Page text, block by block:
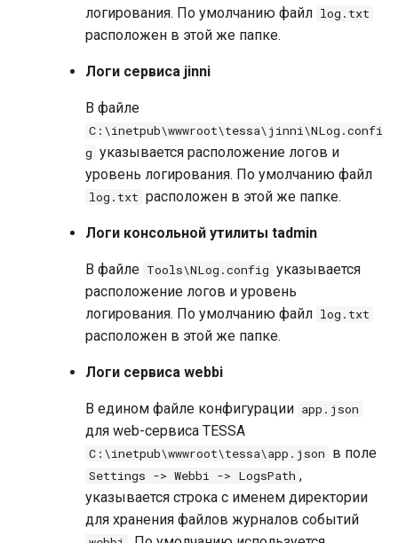
Выполнение миграции
новой базе
Миграция файлов
Обслуживание базы данных
Перестроение индексов
Статистика по таблицам
логирования. По умолчанию файл log.txt
расположен в этой же папке.
Логи сервиса jinni
В файле
C:\inetpub\wwwroot\tessa\jinni\NLog.confi
g указывается расположение логов и
уровень логирования. По умолчанию файл
log.txt расположен в этой же папке.
Логи консольной утилиты tadmin
В файле Tools\NLog.config указывается
расположение логов и уровень
логирования. По умолчанию файл log.txt
расположен в этой же папке.
Логи сервиса webbi
В едином файле конфигурации app.json
для web-сервиса TESSA
C:\inetpub\wwwroot\tessa\app.json в поле
Settings -> Webbi -> LogsPath ,
указывается строка с именем директории
для хранения файлов журналов событий